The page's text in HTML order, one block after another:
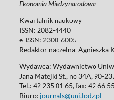
Ekonomia Międzynarodowa
Kwartalnik naukowy
ISSN: 2082-4440
e-ISSN: 2300-6005
Redaktor naczelna: Agnieszka
Wydawca: Wydawnictwo
Jana Matejki St., no 34A, 90-
Tel.: 42 235 01 65, fax: 42 66
Biuro: journals@uni.lodz.pl